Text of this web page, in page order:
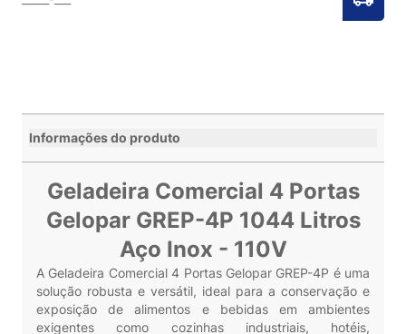
Informações do produto
Geladeira Comercial 4 Portas
Gelopar GREP-4P 1044 Litros
Aço Inox - 110V
A Geladeira Comercial 4 Portas Gelopar GREP-4P é uma
solução robusta e versátil, ideal para a conservação e
exposição de alimentos e bebidas em ambientes
exigentes como cozinhas industriais, hotéis,